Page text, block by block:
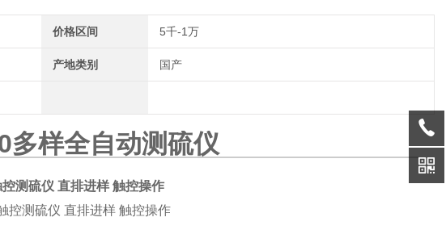
价格区间 5千-1万
产地类别 国产
多样全自动测硫仪
测硫仪 直排进样 触控操作